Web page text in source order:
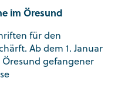
im Öresund
für den
Ab dem 1. Januar
gefangener